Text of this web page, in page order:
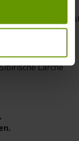
mit einer
Charakteristisch
vom
in den
Lärche